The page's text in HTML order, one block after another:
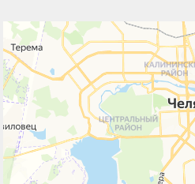
Челябинск
Яндекс.Карты — поиск мест и адресов,